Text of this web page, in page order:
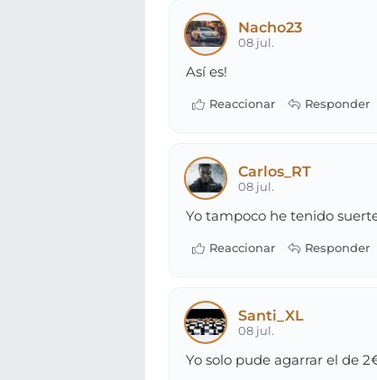
Nacho23
08 jul.
Así es!
Carlos_RT
08 jul.
Yo tampoco he tenido
Santi_XL
08 jul.
Yo solo pude agarrar el de